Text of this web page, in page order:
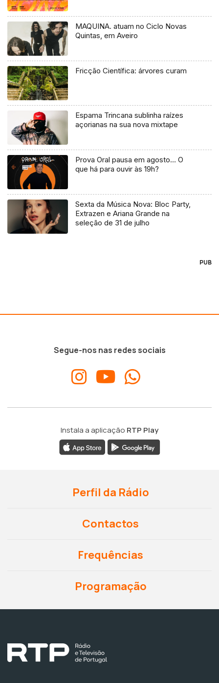
MAQUINA. atuam no Ciclo Novas
Quintas, em Aveiro
Fricção Científica: árvores curam
Espama Trincana sublinha raízes
açorianas na sua nova mixtape
Prova Oral pausa em agosto… O
que há para ouvir às 19h?
Sexta da Música Nova: Bloc Party,
Extrazen e Ariana Grande na
seleção de 31 de julho
PUB
Segue-nos nas redes sociais
Instala a aplicação RTP Play
Perfil da Rádio
Contactos
Frequências
Programação